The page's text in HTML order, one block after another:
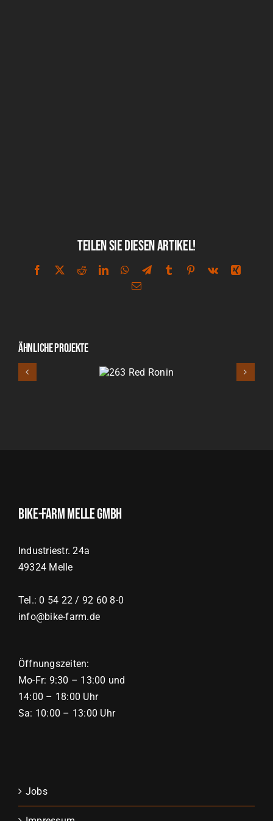
Teilen Sie diesen Artikel!
Facebook
X RedditLinkedInWhatsApp
TelegramTumblr Pinterest
Vk
Xing
E-
Ähnliche Projekte
Bike-Farm Melle GmbH
Industriestr. 24a
49324 Melle
Tel.: 0 54 22 / 92 60 8-0
info@bike-farm.de
Öffnungszeiten:
Mo-Fr: 9:30 – 13:00 und
14:00 – 18:00 Uhr
Sa: 10:00 – 13:00 Uhr
Jobs